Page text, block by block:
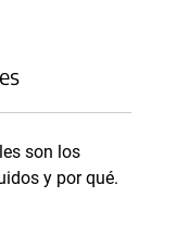
son los
y por qué.